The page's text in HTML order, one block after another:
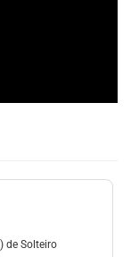
de Solteiro